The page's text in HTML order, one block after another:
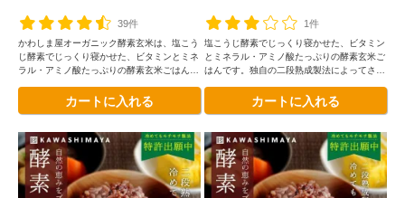
39件
かわしま屋オーガニック酵素玄米は、塩こう
じ酵素でじっくり寝かせた、ビタミンとミネ
ラル・アミノ酸たっぷりの酵素玄米ごはんで
しくなりました。ベーシック×3袋、もち麦
タイプ×3袋、雑穀タイプ×3袋、4色大豆×3
カートに入れる
1件
塩こうじ酵素でじっくり寝かせた、ビタミン
とミネラル・アミノ酸たっぷりの酵素玄米ご
はんです。独自の二段熟成製法によってさら
保管可能。グルテンフリー認証取得。
カートに入れる